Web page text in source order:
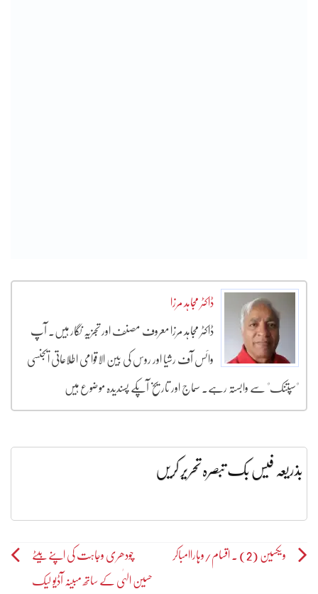
ڈاکٹر مجاہد مرزا
ڈاکٹر مجاہد مرزا معروف مصنف اور تجزیہ نگار ہیں۔ آپ
وائس آف رشیا اور روس کی بین الاقوامی اطلاعاتی ایجنسی
"سپتنک" سے وابستہ رہے۔ سماج اور تاریخ آپکے پسندیدہ موضوع ہیں
بذریعہ فیس بک تبصرہ تحریر کریں
Postویکسین (2) ۔ اقسام/وہاراامباکر چودھری وجاہت کی اپنے بیٹے
حسین الہٰی کے ساتھ مبینہ آڈیو لیک